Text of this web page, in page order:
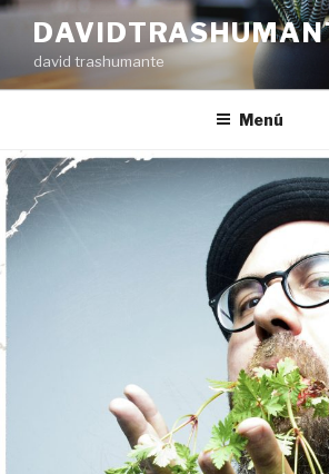
Ir
contenido
david trashumante
Menú